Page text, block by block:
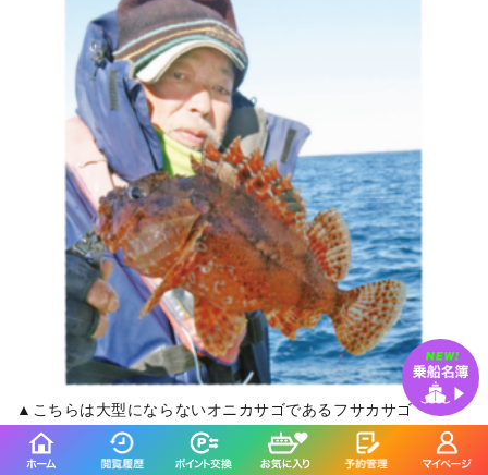
▲こちらは大型にならないオニカサゴであるフサカサゴ